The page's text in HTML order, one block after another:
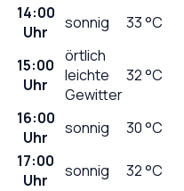
14:00
Uhr
sonnig 33°C
15:00
Uhr
örtlich
leichte
Gewitter
32°C
16:00
Uhr
sonnig 30°C
17:00
Uhr
sonnig 32°C